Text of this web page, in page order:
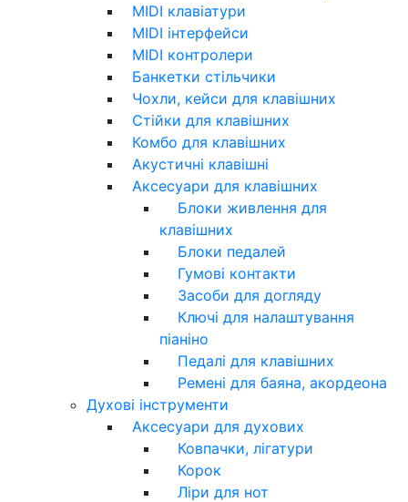
MIDI клавіатури
MIDI інтерфейси
MIDI контролери
Банкетки стільчики
Чохли, кейси для клавішних
Стійки для клавішних
Комбо для клавішних
Акустичні клавішні
Аксесуари для клавішних
Блоки живлення для
клавішних
Блоки педалей
Гумові контакти
Засоби для догляду
Ключі для налаштування
піаніно
Педалі для клавішних
Ремені для баяна, акордеона
Духові інструменти
Аксесуари для духових
Ковпачки, лігатури
Корок
Ліри для нот